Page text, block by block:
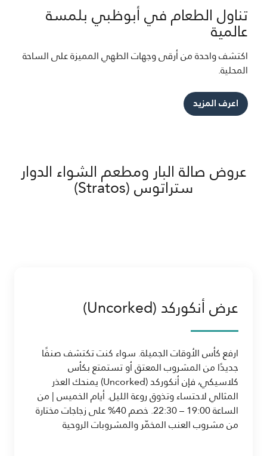
تناول الطعام في أبوظبي بلمسة
عالمية
اكتشف واحدة من أرقى وجهات الطهي المميزة على الساحة
المحلية.
اعرف المزيد
عروض صالة البار ومطعم الشواء الدوار
ستراتوس (Stratos)
عرض أنكوركد (Uncorked)
ارفع كأس الأوقات الجميلة. سواء كنت تكتشف صنفًا
جديدًا من المشروب المعتق أو تستمتع بكأس
كلاسيكي، فإن أنكوركد (Uncorked) يمنحك العذر
المثالي لاحتساء وتذوق روعة الليل. أيام الخميس | من
الساعة 19:00 – 22:30. خصم 40% على زجاجات مختارة
من مشروب العنب المخمّر والمشروبات الروحية